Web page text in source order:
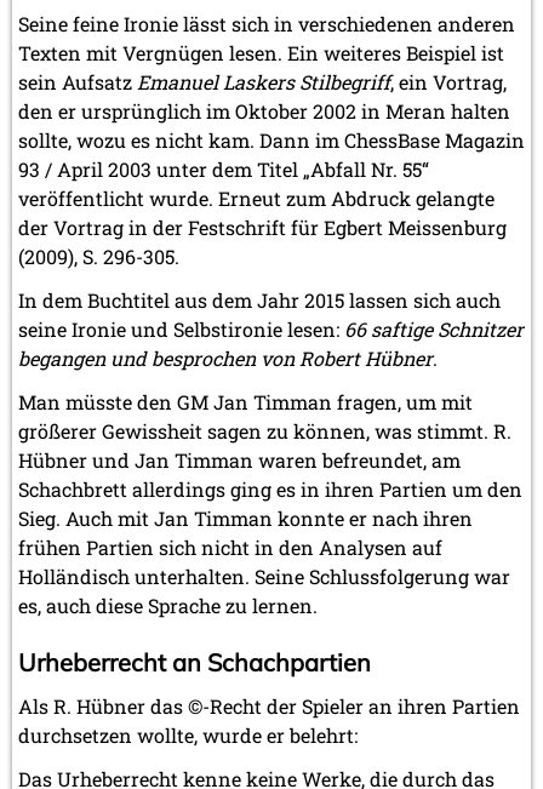
Seine feine Ironie lässt sich in verschiedenen anderen
Texten mit Vergnügen lesen. Ein weiteres Beispiel ist
sein Aufsatz Emanuel Laskers Stilbegriff, ein Vortrag,
den er ursprünglich im Oktober 2002 in Meran halten
sollte, wozu es nicht kam. Dann im ChessBase Magazin
93 / April 2003 unter dem Titel „Abfall Nr. 55“
veröffentlicht wurde. Erneut zum Abdruck gelangte
der Vortrag in der Festschrift für Egbert Meissenburg
(2009), S. 296-305.
In dem Buchtitel aus dem Jahr 2015 lassen sich auch
seine Ironie und Selbstironie lesen: 66 saftige Schnitzer
begangen und besprochen von Robert Hübner.
Man müsste den GM Jan Timman fragen, um mit
größerer Gewissheit sagen zu können, was stimmt. R.
Hübner und Jan Timman waren befreundet, am
Schachbrett allerdings ging es in ihren Partien um den
Sieg. Auch mit Jan Timman konnte er nach ihren
frühen Partien sich nicht in den Analysen auf
Holländisch unterhalten. Seine Schlussfolgerung war
es, auch diese Sprache zu lernen.
Urheberrecht an Schachpartien
Als R. Hübner das ©-Recht der Spieler an ihren Partien
durchsetzen wollte, wurde er belehrt:
Das Urheberrecht kenne keine Werke, die durch das